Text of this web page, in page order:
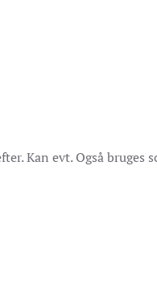
Kan evt. Også